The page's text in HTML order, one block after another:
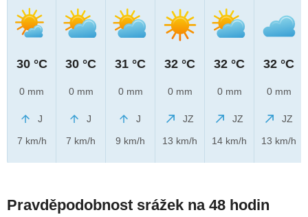
30 °C
0 mm
J
7 km/h
30 °C
0 mm
J
7 km/h
31 °C
0 mm
J
9 km/h
32 °C
0 mm
JZ
13 km/h
32 °C
0 mm
JZ
14 km/h
32 °C
0 mm
JZ
13 km/h
Pravděpodobnost srážek na 48 hodin